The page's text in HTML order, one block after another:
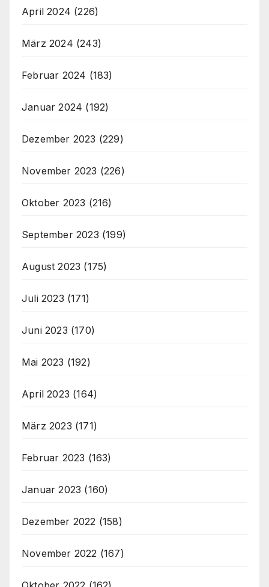
April 2024 (226)
März 2024 (243)
Februar 2024 (183)
Januar 2024 (192)
Dezember 2023 (229)
November 2023 (226)
Oktober 2023 (216)
September 2023 (199)
August 2023 (175)
Juli 2023 (171)
Juni 2023 (170)
Mai 2023 (192)
April 2023 (164)
März 2023 (171)
Februar 2023 (163)
Januar 2023 (160)
Dezember 2022 (158)
November 2022 (167)